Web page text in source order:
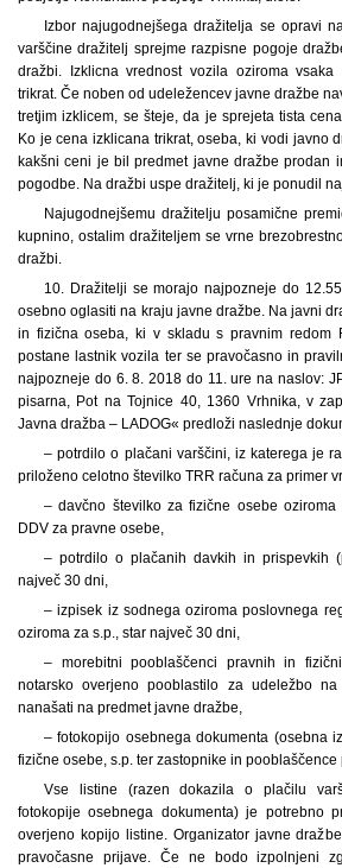
Izbor najugodnejšega dražitelja se opravi
varščine dražitelj sprejme razpisne pogoje
dražbi. Izklicna vrednost vozila oziroma
trikrat. Če noben od udeležencev javne dražbe
tretjim izklicem, se šteje, da je sprejeta tista
Ko je cena izklicana trikrat, oseba, ki vodi javno
kakšni ceni je bil predmet javne dražbe prodan
pogodbe. Na dražbi uspe dražitelj, ki je ponudil
Najugodnejšemu dražitelju posamične
kupnino, ostalim dražiteljem se vrne
dražbi.
10. Dražitelji se morajo najpozneje do
osebno oglasiti na kraju javne dražbe. Na javni
in fizična oseba, ki v skladu s pravnim redom
postane lastnik vozila ter se pravočasno in
najpozneje do 6. 8. 2018 do 11. ure na naslov:
pisarna, Pot na Tojnice 40, 1360 Vrhnika, v
Javna dražba – LADOG« predloži naslednje
– potrdilo o plačani varščini, iz katerega je
priloženo celotno številko TRR računa za primer
– davčno številko za fizične osebe oziroma
DDV za pravne osebe,
– potrdilo o plačanih davkih in prispevkih
največ 30 dni,
– izpisek iz sodnega oziroma poslovnega
oziroma za s.p., star največ 30 dni,
– morebitni pooblaščenci pravnih in
notarsko overjeno pooblastilo za udeležbo
nanašati na predmet javne dražbe,
– fotokopijo osebnega dokumenta (osebna
fizične osebe, s.p. ter zastopnike in pooblaščence
Vse listine (razen dokazila o plačilu
fotokopije osebnega dokumenta) je potrebno
overjeno kopijo listine. Organizator javne
pravočasne prijave. Če ne bodo izpolnjeni